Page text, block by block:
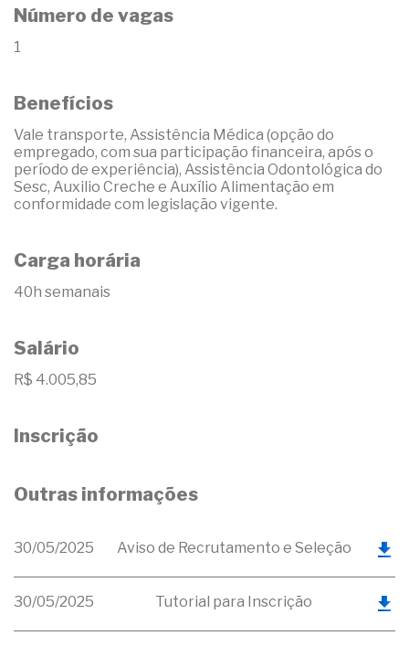
Número de vagas
1
Benefícios
Vale transporte, Assistência Médica (opção do
empregado, com sua participação financeira, após o
período de experiência), Assistência Odontológica do
Sesc, Auxilio Creche e Auxílio Alimentação em
conformidade com legislação vigente.
Carga horária
40h semanais
Salário
R$ 4.005,85
Inscrição
Outras informações
30/05/2025 Aviso de Recrutamento e Seleção
30/05/2025 Tutorial para Inscrição